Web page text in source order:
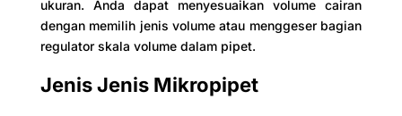
ukuran. Anda dapat menyesuaikan volume cairan
dengan memilih jenis volume atau menggeser bagian
regulator skala volume dalam pipet.
Jenis Jenis Mikropipet